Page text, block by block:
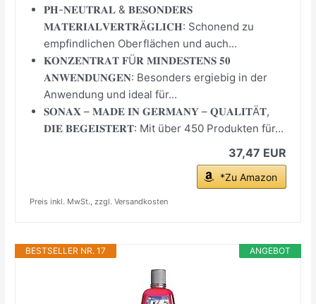
𝐏𝐇-𝐍𝐄𝐔𝐓𝐑𝐀𝐋 & 𝐁𝐄𝐒𝐎𝐍𝐃𝐄𝐑𝐒
𝐌𝐀𝐓𝐄𝐑𝐈𝐀𝐋𝐕𝐄𝐑𝐓𝐑Ä𝐆𝐋𝐈𝐂𝐇: Schonend zu
empfindlichen Oberflächen und auch...
𝐊𝐎𝐍𝐙𝐄𝐍𝐓𝐑𝐀𝐓 𝐅Ü𝐑 𝐌𝐈𝐍𝐃𝐄𝐒𝐓𝐄𝐍𝐒 𝟓𝟎
𝐀𝐍𝐖𝐄𝐍𝐃𝐔𝐍𝐆𝐄𝐍: Besonders ergiebig in der
Anwendung und ideal für...
𝐒𝐎𝐍𝐀𝐗 – 𝐌𝐀𝐃𝐄 𝐈𝐍 𝐆𝐄𝐑𝐌𝐀𝐍𝐘 – 𝐐𝐔𝐀𝐋𝐈𝐓Ä𝐓,
𝐃𝐈𝐄 𝐁𝐄𝐆𝐄𝐈𝐒𝐓𝐄𝐑𝐓: Mit über 450 Produkten für...
37,47 EUR
*Zu Amazon
Preis inkl. MwSt., zzgl. Versandkosten
ANGEBOT
BESTSELLER NR. 17